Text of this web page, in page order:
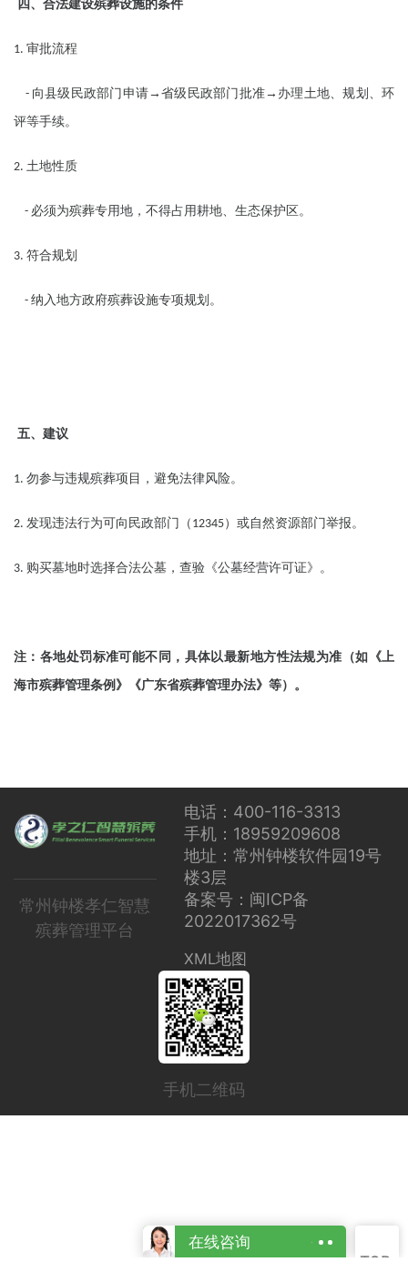
四、合法建设殡葬设施的条件
1. 审批流程
- 向县级民政部门申请→省级民政部门批准→办理土地、规划、环
评等手续。
2. 土地性质
- 必须为殡葬专用地，不得占用耕地、生态保护区。
3. 符合规划
- 纳入地方政府殡葬设施专项规划。
五、建议
1. 勿参与违规殡葬项目，避免法律风险。
2. 发现违法行为可向民政部门（ 12345）或自然资源部门举报。
3. 购买墓地时选择合法公墓，查验《公墓经营许可证》。
注：各地处罚标准可能不同，具体以最新地方性法规为准（如《上
海市殡葬管理条例》《广东省殡葬管理办法》等）。
常州钟楼孝仁智慧
殡葬管理平台
电话：400-116-3313
手机：18959209608
地址：常州钟楼软件园19号
楼3层
备案号：闽ICP备
2022017362号
XML地图
手机二维码
在线咨询
TOP